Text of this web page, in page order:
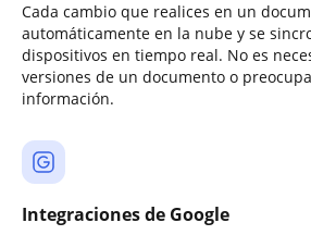
Cada cambio que realices en un
automáticamente en la nube y se
dispositivos en tiempo real. No es
versiones de un documento o
información.
Integraciones de Google